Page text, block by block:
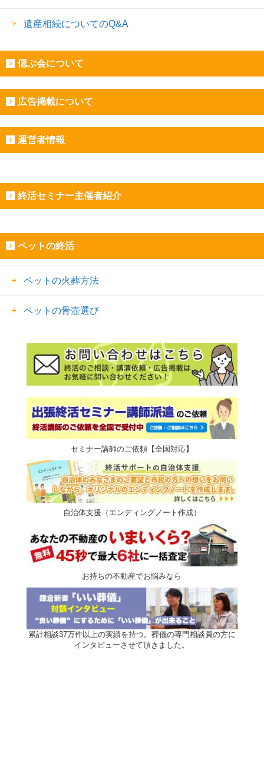
遺産相続についてのQ&A
偲ぶ会について
広告掲載について
運営者情報
終活セミナー主催者紹介
ペットの終活
ペットの火葬方法
ペットの骨壺選び
セミナー講師のご依頼【全国対応】
自治体支援（エンディングノート作成）
お持ちの不動産でお悩みなら
累計相談37万件以上の実績を持つ。葬儀の専門相談員の方に
インタビューさせて頂きました。